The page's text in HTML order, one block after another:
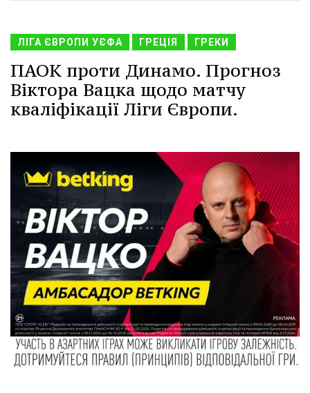
ЛІГА ЄВРОПИ УЄФА ГРЕЦІЯ ГРЕКИ
ПАОК проти Динамо. Прогноз
Віктора Вацка щодо матчу
кваліфікації Ліги Європи.